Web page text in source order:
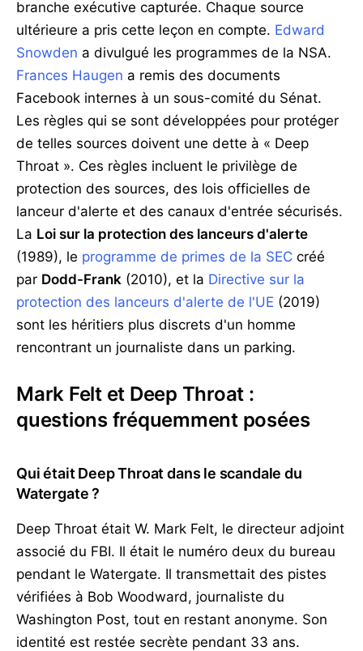
branche exécutive capturée. Chaque source
ultérieure a pris cette leçon en compte. Edward
Snowden a divulgué les programmes de la NSA.
Frances Haugen a remis des documents
Facebook internes à un sous-comité du Sénat.
Les règles qui se sont développées pour protéger
de telles sources doivent une dette à « Deep
Throat ». Ces règles incluent le privilège de
protection des sources, des lois officielles de
lanceur d'alerte et des canaux d'entrée sécurisés.
La Loi sur la protection des lanceurs d'alerte
(1989), le programme de primes de la SEC créé
par Dodd-Frank (2010), et la Directive sur la
protection des lanceurs d'alerte de l'UE (2019)
sont les héritiers plus discrets d'un homme
rencontrant un journaliste dans un parking.
Mark Felt et Deep Throat :
questions fréquemment posées
Qui était Deep Throat dans le scandale du
Watergate ?
Deep Throat était W. Mark Felt, le directeur adjoint
associé du FBI. Il était le numéro deux du bureau
pendant le Watergate. Il transmettait des pistes
vérifiées à Bob Woodward, journaliste du
Washington Post, tout en restant anonyme. Son
identité est restée secrète pendant 33 ans.